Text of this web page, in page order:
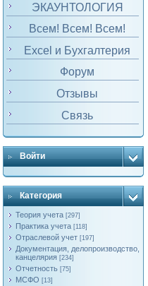
ЭКАУНТОЛОГИЯ
Всем! Всем! Всем!
Excel и Бухгалтерия
Форум
Отзывы
Связь
Войти
Категория
Теория учета [297]
Практика учета [118]
Отраслевой учет [197]
Документация, делопроизводство,
канцелярия [234]
Отчетность [75]
МСФО [13]